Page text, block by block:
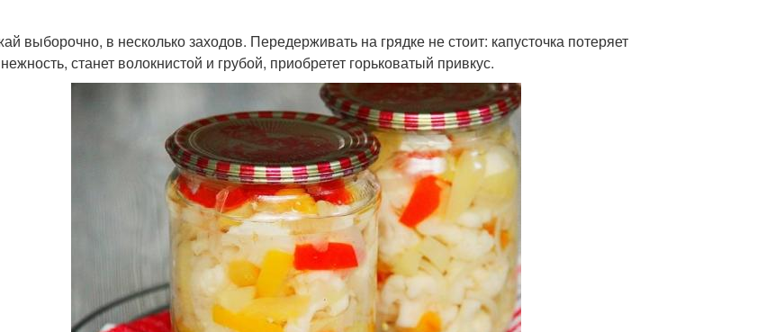
выборочно, в несколько заходов. Передерживать на грядке не стоит: капусточка потеряет
станет волокнистой и грубой, приобретет горьковатый привкус.